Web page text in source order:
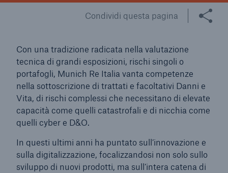
Condividi questa pagina
Con una tradizione radicata nella valutazione
tecnica di grandi esposizioni, rischi singoli o
portafogli, Munich Re Italia vanta competenze
nella sottoscrizione di trattati e facoltativi Danni e
Vita, di rischi complessi che necessitano di elevate
capacità come quelli catastrofali e di nicchia come
quelli cyber e D&O.
In questi ultimi anni ha puntato sull’innovazione e
sulla digitalizzazione, focalizzandosi non solo sullo
sviluppo di nuovi prodotti, ma sull’intera catena di